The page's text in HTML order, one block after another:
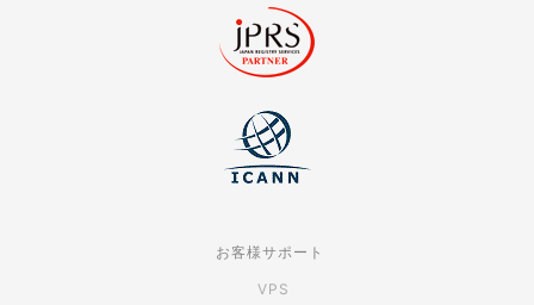
お客様サポート
VPS